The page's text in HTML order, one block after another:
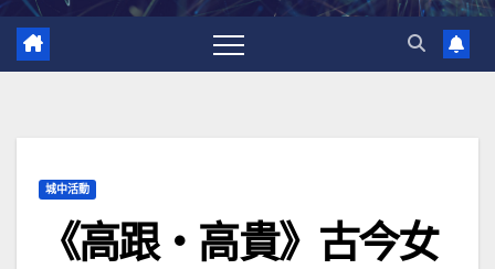
城中活動
《高跟‧高貴》古今女